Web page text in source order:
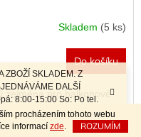
procházením tohoto webu
informací zde ROZUMÍM
ZBOŽÍ SKLADEM. Z
DALŠÍ
8:00-15:00 So: Po tel.
po telefonické dohodě.
Skladem (5 ks)
Do košíku
zejména pro balkonové
v interiéru i v
který se jemně...